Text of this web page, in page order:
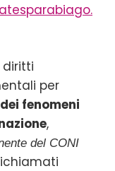
diritti
per
fenomeni
,
del CONI